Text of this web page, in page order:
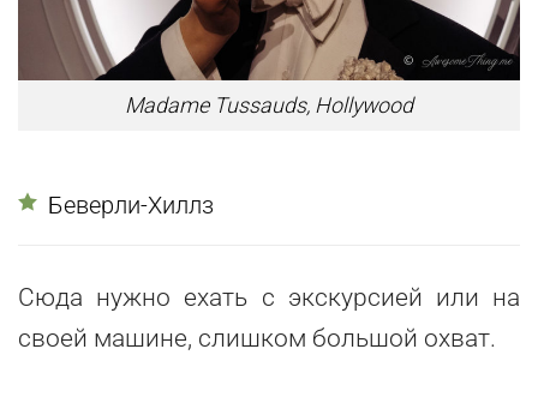
Madame Tussauds, Hollywood
Беверли-Хиллз
Сюда нужно ехать с экскурсией или на
своей машине, слишком большой охват.